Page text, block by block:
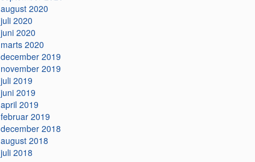
august 2020
juli 2020
juni 2020
marts 2020
december 2019
november 2019
juli 2019
juni 2019
april 2019
februar 2019
december 2018
august 2018
juli 2018